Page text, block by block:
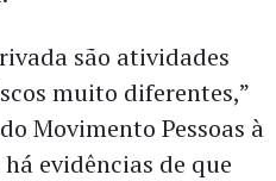
são atividades
muito diferentes,”
Movimento Pessoas à
há evidências de que